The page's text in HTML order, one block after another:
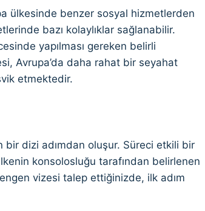
ülkesinde benzer sosyal hizmetlerden
bazı kolaylıklar sağlanabilir.
yapılması gereken belirli
Avrupa’da daha rahat bir seyahat
etmektedir.
bir dizi adımdan oluşur. Süreci etkili bir
konsolosluğu tarafından belirlenen
vizesi talep ettiğinizde, ilk adım